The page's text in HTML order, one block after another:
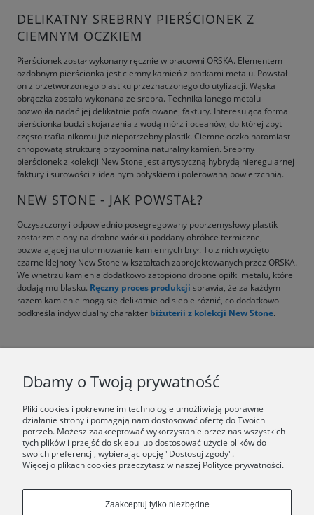
DELIKATNY SREBRNY PIERŚCIONEK Z
CIEMNYM OCZKIEM
Pierścionek został wykonany ręcznie w pracowni ORSKA. Elementem
ozdobnym pierścionka jest ciemny kamień z płatkami metalu. Powstał
on z przetworzonego plastiku przeznaczonego do utylizacji. Wąska
obrączka została wykonana ze srebra. Technika lanego metalu
pozwoliła nadać jej delikatnie pofalowanej faktury. Interesująca forma
pierścionka budzi skojarzenia z wodą mórz i oceanów, do której zbyt
często trafia nikomu już niepotrzebny plastik. Ciemne oczko natomiast
chropowatą strukturą przypomina naturalny kamień. Srebrny
pierścionek z kolekcji New Stone jest artystyczną hybrydą nieregularnej
faktury i surowości z idealnym połyskiem i polerowaną powierzchnią.
NEW STONE - JAK POWSTAŁ?
Oczyszczony i odpowiednio posegregowany poprzemysłowy plastik
został zmielony na drobne wiórki i poddany obróbce termicznej
pozwalającej na uformowanie kamiennych brył. To z nich wycięto
czarne klejnoty New Stone w kształtach zaprojektowanych przez ORSKA.
We wnętrzu kamienia dodatkowo zatopiono drobne opiłki metalu, które
dodają mu blasku. Ręczny proces produkcji sprawia, że za każdym
razem kamienie mogą się delikatnie od siebie różnić, co dodatkowo
podkreśla indywidualny charakter biżuterii z kolekcji New Stone.
ŚWIAT ORSKA
Dołącz do nas:
Copyrights © 2024 - ORSKA
Dbamy o Twoją prywatność
Pliki cookies i pokrewne im technologie umożliwiają poprawne
działanie strony i pomagają nam dostosować ofertę do Twoich
potrzeb. Możesz zaakceptować wykorzystanie przez nas wszystkich
tych plików i przejść do sklepu lub dostosować użycie plików do
swoich preferencji, wybierając opcję "Dostosuj zgody".
Więcej o plikach cookies przeczytasz w naszej Polityce prywatności.
Zaakceptuj tylko niezbędne